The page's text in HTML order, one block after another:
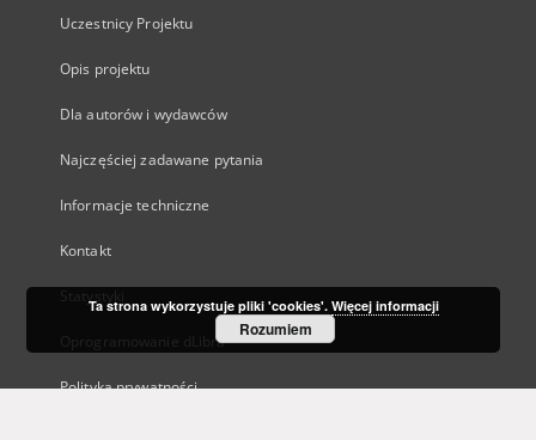
Uczestnicy Projektu
Opis projektu
Dla autorów i wydawców
Najczęściej zadawane pytania
Informacje techniczne
Kontakt
Statystyki
Oprogramowanie dLibra
Polityka prywatności
Ta strona wykorzystuje pliki 'cookies'. Więcej informacji
Rozumiem